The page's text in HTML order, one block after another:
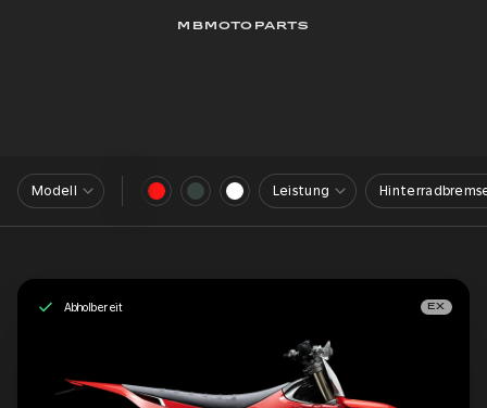
MBMOTOPARTS
Modell Leistung
Abholbereit EX